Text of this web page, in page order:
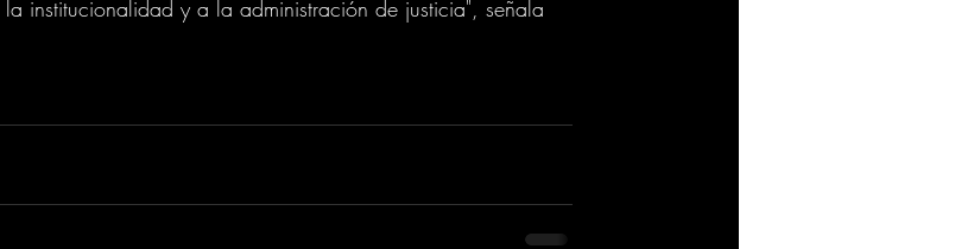
institucionalidad y a la administración de justicia", señala